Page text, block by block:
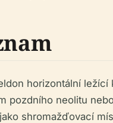
horizontální
pozdního neolitu
shromažďovací